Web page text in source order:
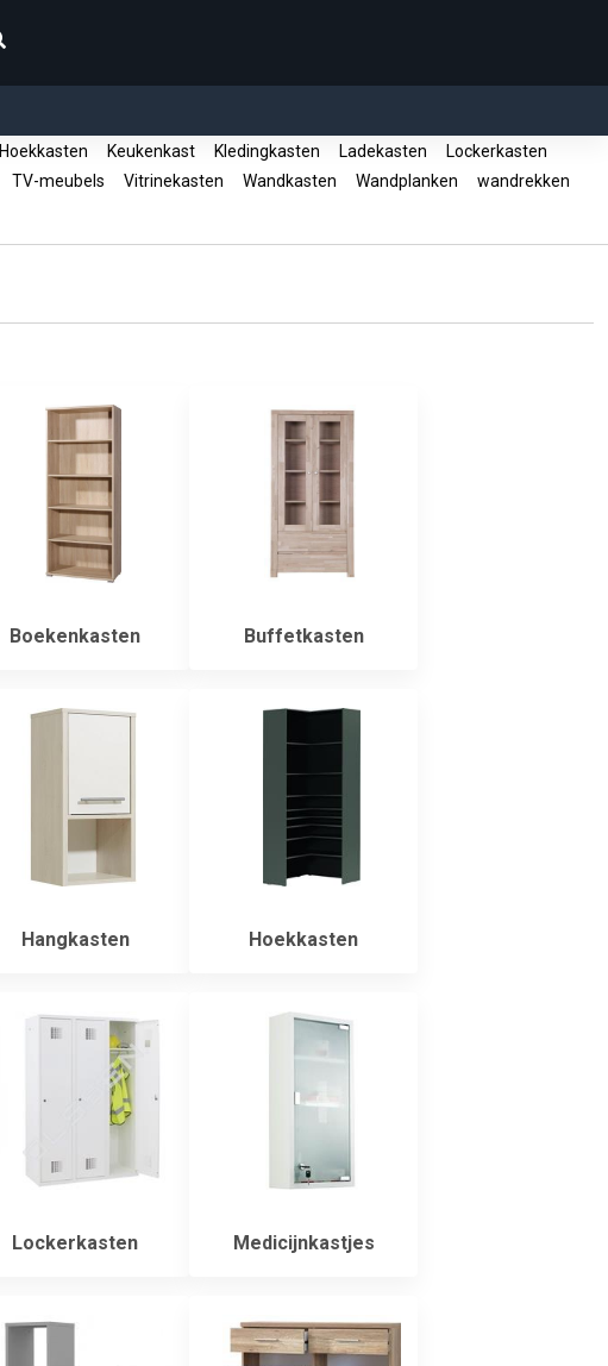
Hoekkasten Keukenkast Kledingkasten Ladekasten
Lockerkasten
TV-meubels Vitrinekasten Wandkasten Wandplanken
wandrekken
Boekenkasten Buffetkasten
Hangkasten Hoekkasten
Lockerkasten Medicijnkastjes